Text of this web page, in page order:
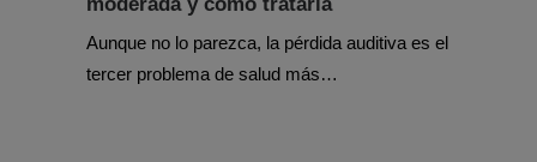
moderada y cómo tratarla
Aunque no lo parezca, la pérdida auditiva es el
tercer problema de salud más…